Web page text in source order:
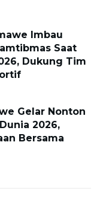
Imbau
Saat
Dukung Tim
Gelar Nonton
2026,
Bersama